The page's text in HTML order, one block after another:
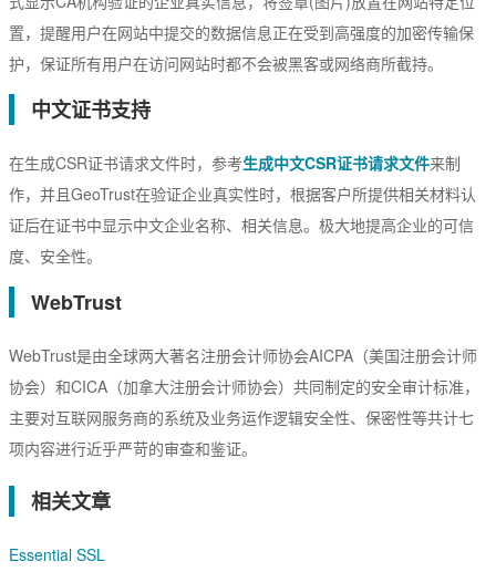
置，提醒用户在网站中提交的数据信息正在受到高强度的加密传输保
护，保证所有用户在访问网站时都不会被黑客或网络商所截持。
中文证书支持
在生成CSR证书请求文件时，参考生成中文CSR证书请求文件来制
作，并且GeoTrust在验证企业真实性时，根据客户所提供相关材料认
证后在证书中显示中文企业名称、相关信息。极大地提高企业的可信
度、安全性。
WebTrust
WebTrust是由全球两大著名注册会计师协会AICPA（美国注册会计师
协会）和CICA（加拿大注册会计师协会）共同制定的安全审计标准，
主要对互联网服务商的系统及业务运作逻辑安全性、保密性等共计七
项内容进行近乎严苛的审查和鉴证。
相关文章
Essential SSL